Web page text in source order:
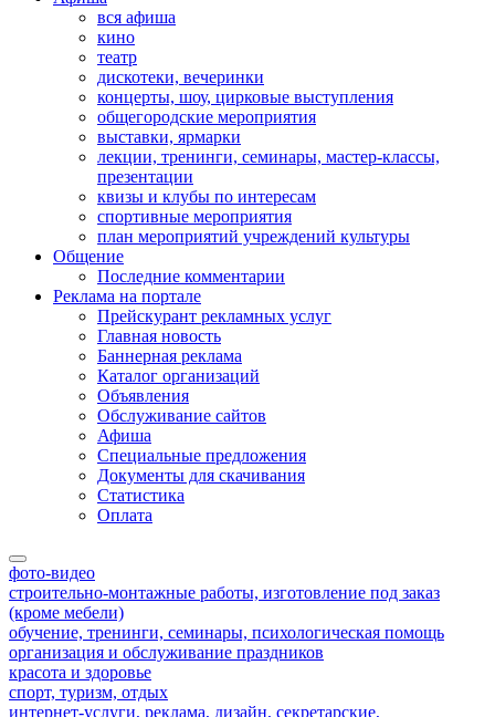
вся афиша
кино
театр
дискотеки, вечеринки
концерты, шоу, цирковые выступления
общегородские мероприятия
выставки, ярмарки
лекции, тренинги, семинары, мастер-классы,
презентации
квизы и клубы по интересам
спортивные мероприятия
план мероприятий учреждений культуры
Общение
Последние комментарии
Реклама на портале
Прейскурант рекламных услуг
Главная новость
Баннерная реклама
Каталог организаций
Объявления
Обслуживание сайтов
Афиша
Специальные предложения
Документы для скачивания
Статистика
Оплата
фото-видео
строительно-монтажные работы, изготовление под заказ
(кроме мебели)
обучение, тренинги, семинары, психологическая помощь
организация и обслуживание праздников
красота и здоровье
спорт, туризм, отдых
интернет-услуги, реклама, дизайн, секретарские,